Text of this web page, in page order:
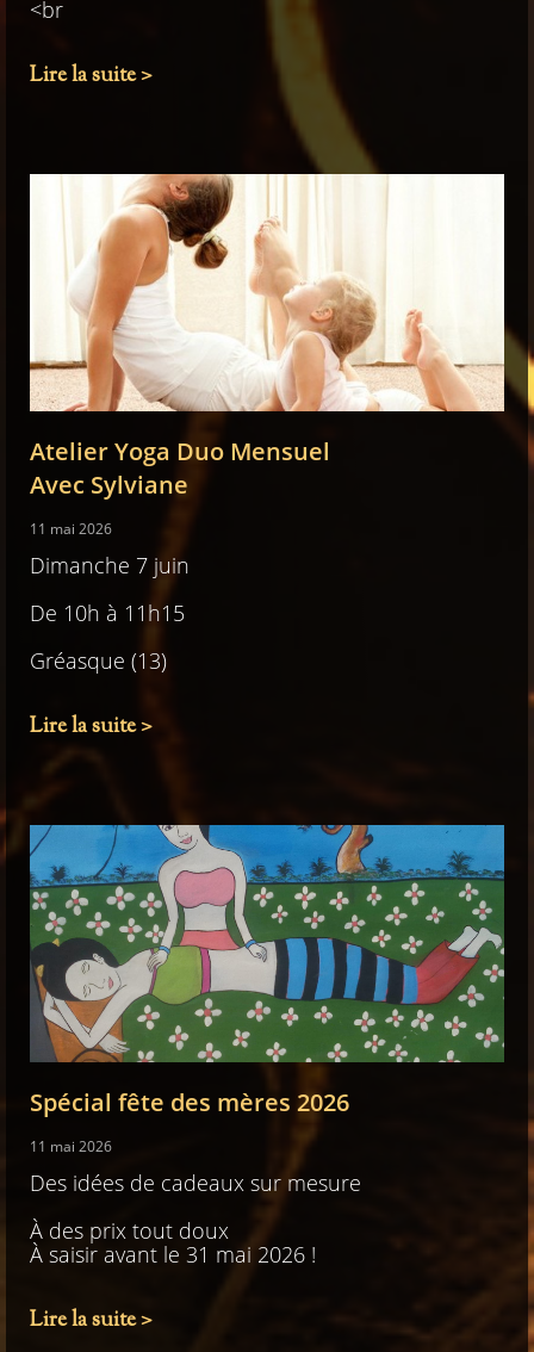
<br
Lire la suite >
Atelier Yoga Duo Mensuel
Avec Sylviane
11 mai 2026
Dimanche 7 juin
De 10h à 11h15
Gréasque (13)
Lire la suite >
Spécial fête des mères 2026
11 mai 2026
Des idées de cadeaux sur mesure
À des prix tout doux
À saisir avant le 31 mai 2026 !
Lire la suite >